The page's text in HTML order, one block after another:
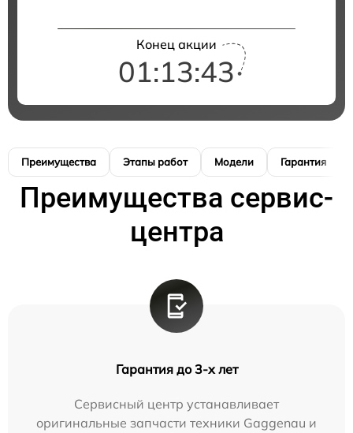
Конец акции
01:13:42
Преимущества Этапы работ Модели Гарантия
Преимущества сервис-
центра
Гарантия до 3-х лет
Сервисный центр устанавливает
оригинальные запчасти техники Gaggenau и